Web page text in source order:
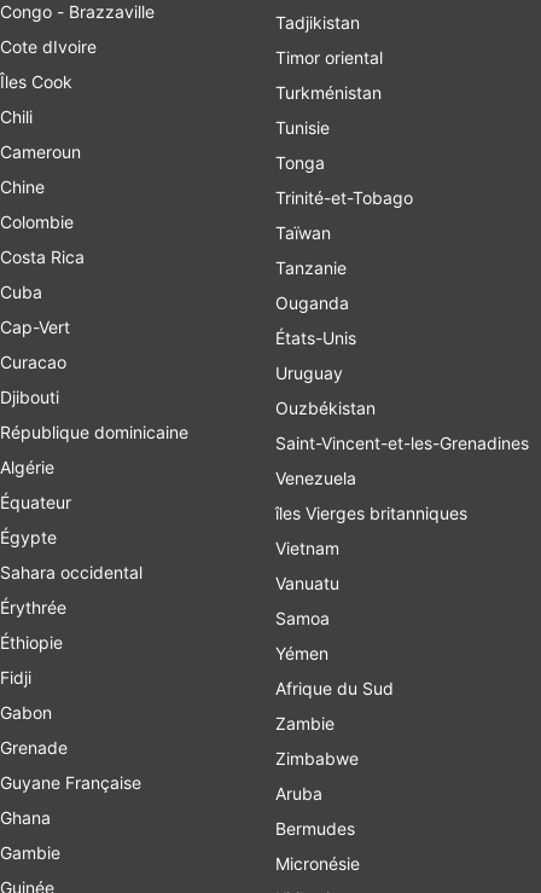
Congo - Brazzaville
Cote dIvoire
Îles Cook
Chili
Cameroun
Chine
Colombie
Costa Rica
Cuba
Cap-Vert
Curacao
Djibouti
République dominicaine
Algérie
Équateur
Égypte
Sahara occidental
Érythrée
Éthiopie
Fidji
Gabon
Grenade
Guyane Française
Ghana
Gambie
Guinée
Tadjikistan
Timor oriental
Turkménistan
Tunisie
Tonga
Trinité-et-Tobago
Taïwan
Tanzanie
Ouganda
États-Unis
Uruguay
Ouzbékistan
Saint-Vincent-et-les-Grenadines
Venezuela
îles Vierges britanniques
Vietnam
Vanuatu
Samoa
Yémen
Afrique du Sud
Zambie
Zimbabwe
Aruba
Bermudes
Micronésie